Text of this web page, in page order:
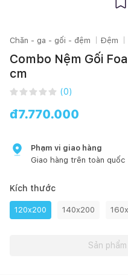
Chăn - ga - gối - đệm Đệm
Combo Nệm Gối
cm
(0)
đ7.770.000
Phạm vi giao hàng
Giao hàng trên toàn quốc
Kích thước
120x200 140x200
Sản